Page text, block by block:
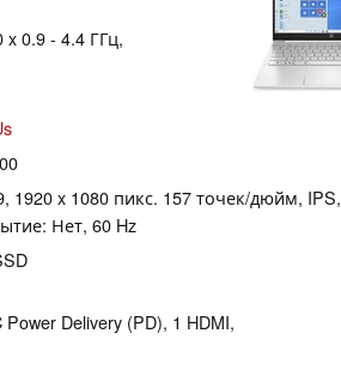
x 0.9 - 4.4 ГГц,
1920 x 1080 пикс. 157 точек/дюйм, IPS,
Нет, 60 Hz
Delivery (PD), 1 HDMI,